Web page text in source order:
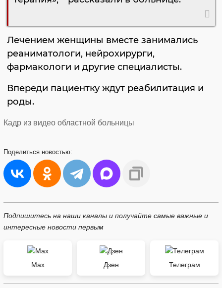
Лечением женщины вместе занимались
реаниматологи, нейрохирурги,
фармакологи и другие специалисты.
Впереди пациентку ждут реабилитация и
роды.
Кадр из видео областной больницы
Поделиться новостью:
Подпишитесь на наши каналы и получайте самые важные и
интересные новости первым
Max Дзен Телеграм